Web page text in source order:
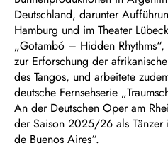
Deutschland, darunter
Hamburg und im Theater
„Gotambó – Hidden
zur Erforschung der
des Tangos, und arbeitete
deutsche Fernsehserie
An der Deutschen Oper am
der Saison 2025/26 als Tänzer
de Buenos Aires“.